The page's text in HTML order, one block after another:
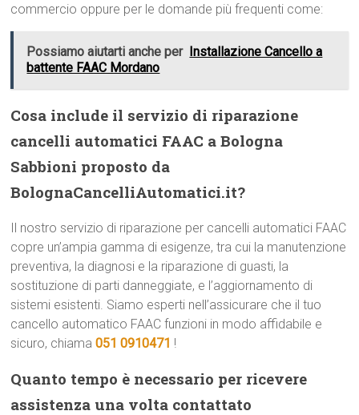
commercio oppure per le domande più frequenti come:
Possiamo aiutarti anche per Installazione Cancello a
battente FAAC Mordano
Cosa include il servizio di riparazione
cancelli automatici FAAC a Bologna
Sabbioni proposto da
BolognaCancelliAutomatici.it?
Il nostro servizio di riparazione per cancelli automatici FAAC
copre un’ampia gamma di esigenze, tra cui la manutenzione
preventiva, la diagnosi e la riparazione di guasti, la
sostituzione di parti danneggiate, e l’aggiornamento di
sistemi esistenti. Siamo esperti nell’assicurare che il tuo
cancello automatico FAAC funzioni in modo affidabile e
sicuro, chiama051 0910471 !
Quanto tempo è necessario per ricevere
assistenza una volta contattato